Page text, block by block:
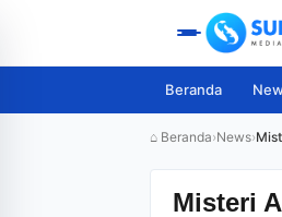
Beranda
⌂ Beranda›News›
Misteri